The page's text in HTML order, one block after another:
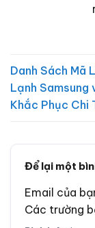
Danh Sách Mã
Lạnh Samsung
Khắc Phục Chi
Để lại một
Email của
Các trường